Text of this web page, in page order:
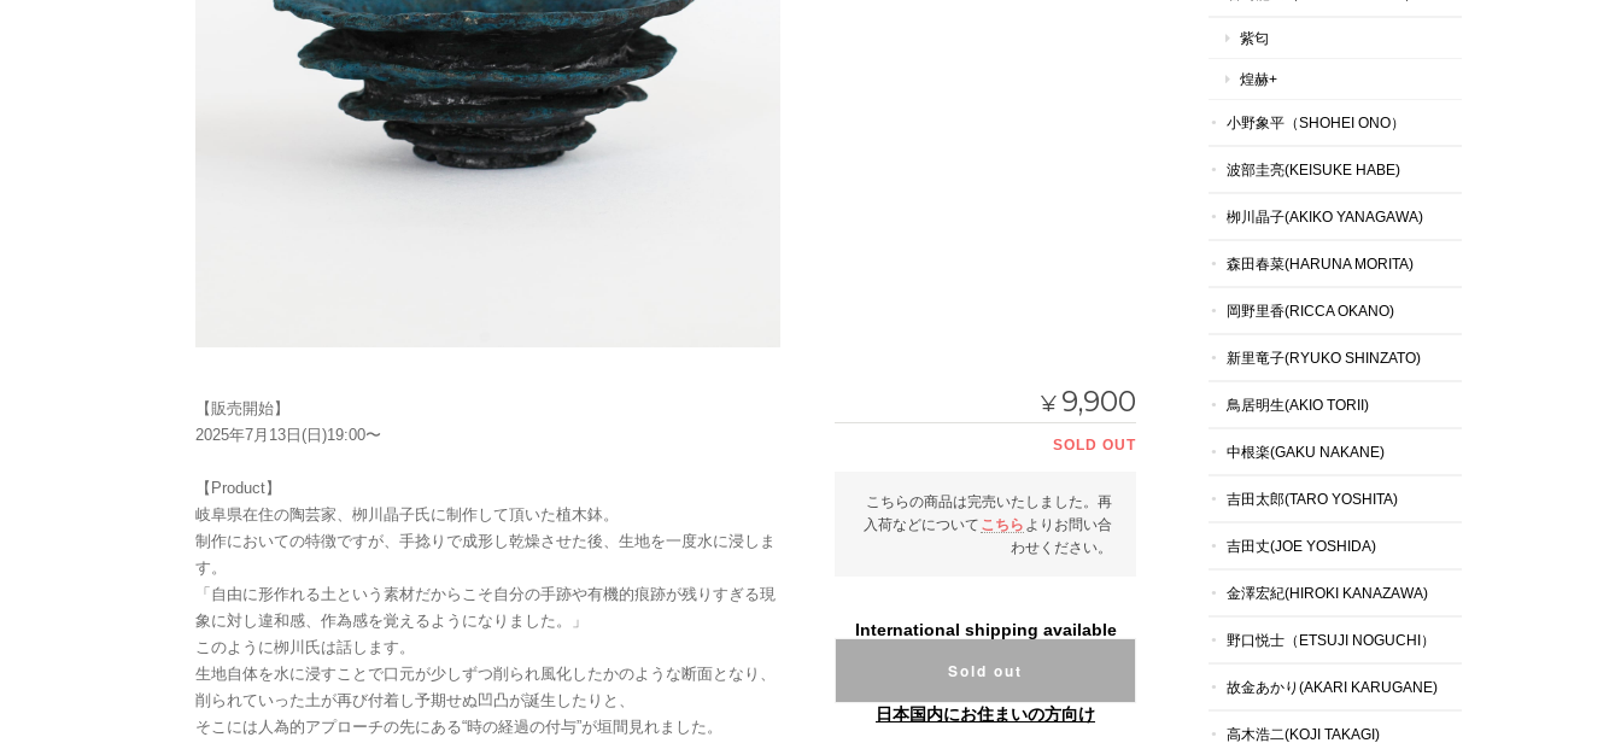
【販売開始】
2025年7月13日(日)19:00〜
【Product】
岐阜県在住の陶芸家、栁川晶子氏に制作して頂いた植木鉢。
制作においての特徴ですが、手捻りで成形し乾燥させた後、生地を一度水に浸しま
す。
「自由に形作れる土という素材だからこそ自分の手跡や有機的痕跡が残りすぎる現
象に対し違和感、作為感を覚えるようになりました。」
このように栁川氏は話します。
生地自体を水に浸すことで口元が少しずつ削られ風化したかのような断面となり、
削られていった土が再び付着し予期せぬ凹凸が誕生したりと、
そこには人為的アプローチの先にある“時の経過の付与”が垣間見れました。
¥ 9,900
SOLD OUT
こちらの商品は完売いたしました。再
入荷などについて こちら よりお問い合
わせください。
International shipping available
Sold out
日本国内にお住まいの方向け
紫匂
煌赫+
小野象平（SHOHEI ONO）
波部圭亮(KEISUKE HABE)
栁川晶子(AKIKO YANAGAWA)
森田春菜(HARUNA MORITA)
岡野里香(RICCA OKANO)
新里竜子(RYUKO SHINZATO)
鳥居明生(AKIO TORII)
中根楽(GAKU NAKANE)
吉田太郎(TARO YOSHITA)
吉田丈(JOE YOSHIDA)
金澤宏紀(HIROKI KANAZAWA)
野口悦士（ETSUJI NOGUCHI）
故金あかり(AKARI KARUGANE)
高木浩二(KOJI TAKAGI)